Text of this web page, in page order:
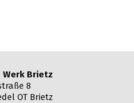
Brietz
8
OT Brietz